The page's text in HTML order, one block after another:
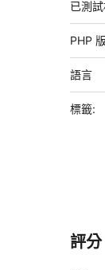
已測
PHP
語言
標籤:
評分